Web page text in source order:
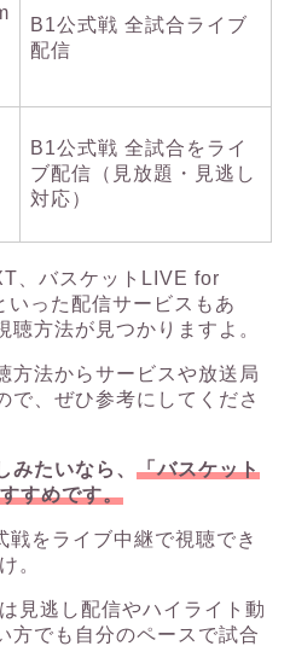
B1公式戦 全試合ライブ
配信
B1公式戦 全試合をライ
ブ配信（見放題・見逃し
対応）
、バスケットLIVE for
った配信サービスもあ
聴方法が見つかりますよ。
方法からサービスや放送局
で、ぜひ参考にしてくださ
みたいなら、 「バスケット
すめです。
をライブ中継で視聴でき
。
見逃し配信やハイライト動
方でも自分のペースで試合